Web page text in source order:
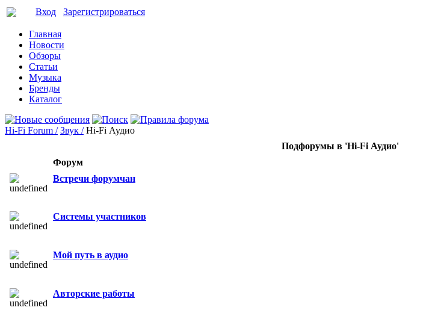
Вход Зарегистрироваться
Главная
Новости
Обзоры
Статьи
Музыка
Бренды
Каталог
Hi-Fi Forum / Звук / Hi-Fi Аудио
Подфорумы в 'Hi-Fi Аудио'
Форум
Встречи форумчан
Системы участников
Мой путь в аудио
Авторские работы